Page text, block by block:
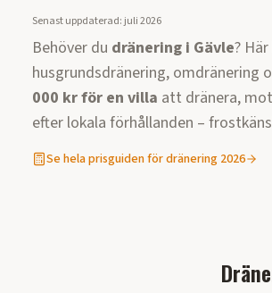
Senast uppdaterad:juli 2026
Behöver du dränering i Gävle?
husgrundsdränering, omdränering
000 kr för en villa att dränera,
efter lokala förhållanden –
Se hela prisguiden för dränering 2026